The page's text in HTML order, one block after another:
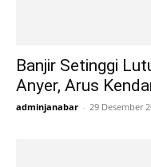
Banjir Setinggi
Anyer, Arus
adminjanabar - 29 Desember